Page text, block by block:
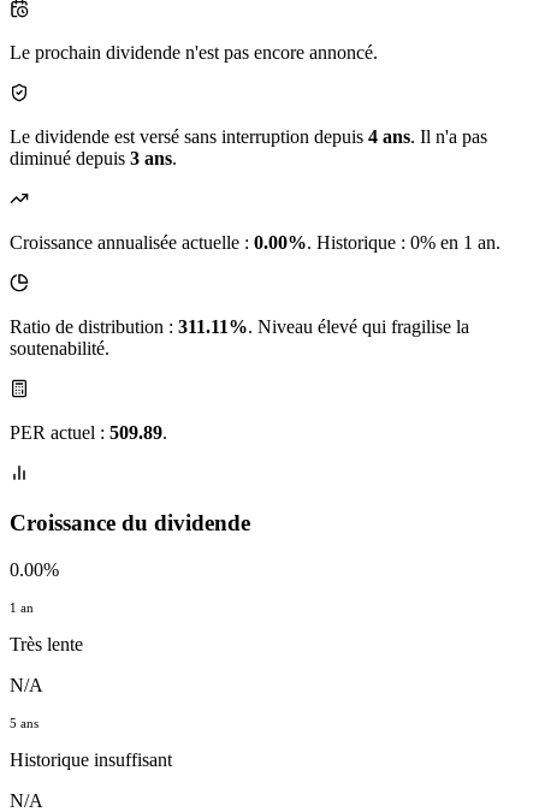
Le prochain dividende n'est pas encore annoncé.
Le dividende est versé sans interruption depuis 4 ans. Il n'a pas
diminué depuis 3 ans.
Croissance annualisée actuelle : 0.00%. Historique : 0% en 1 an.
Ratio de distribution : 311.11%. Niveau élevé qui fragilise la
soutenabilité.
PER actuel : 509.89.
Croissance du dividende
0.00%
1 an
Très lente
N/A
5 ans
Historique insuffisant
N/A